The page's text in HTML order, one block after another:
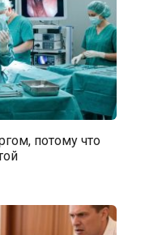
потому что